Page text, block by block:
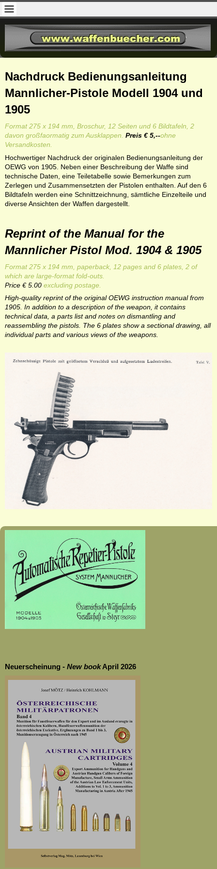
Nachdruck Bedienungsanleitung
Mannlicher-Pistole Modell 1904 und
1905
Format 275 x 194 mm, Broschur, 12 Seiten und 6 Bildtafeln, 2
davon großfaormatig zum Ausklappen. Preis € 5,--ohne
Versandkosten.
Hochwertiger Nachdruck der originalen Bedienungsanleitung der
OEWG von 1905. Neben einer Beschreibung der Waffe sind
technische Daten, eine Teiletabelle sowie Bemerkungen zum
Zerlegen und Zusammensetzten der Pistolen enthalten. Auf den 6
Bildtafeln werden eine Schnittzeichnung, sämtliche Einzelteile und
diverse Ansichten der Waffen dargestellt.
Reprint of the Manual for the
Mannlicher Pistol Mod. 1904 & 1905
Format 275 x 194 mm, paperback, 12 pages and 6 plates, 2 of
which are large-format fold-outs.
Price € 5.00 excluding postage.
High-quality reprint of the original OEWG instruction manual from
1905. In addition to a description of the weapon, it contains
technical data, a parts list and notes on dismantling and
reassembling the pistols. The 6 plates show a sectional drawing, all
individual parts and various views of the weapons.
Neuerscheinung - New bookApril 2026